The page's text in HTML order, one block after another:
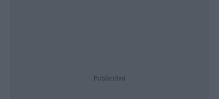
Publicidad